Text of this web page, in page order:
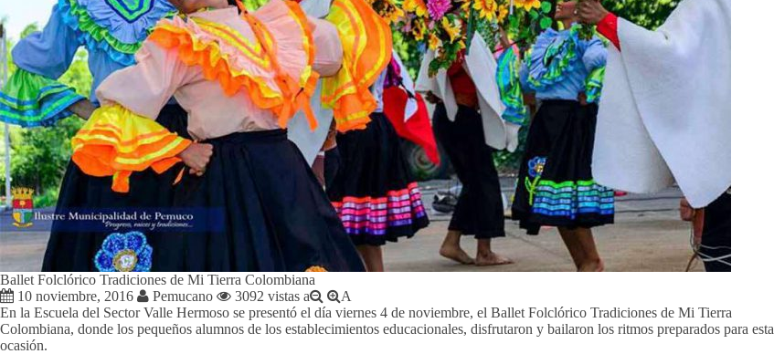
Ballet Folclórico Tradiciones de Mi Tierra Colombiana
10 noviembre, 2016
Pemucano 3092 vistas a
A
En la Escuela del Sector Valle Hermoso se presentó el día viernes 4 de noviembre, el Ballet Folclórico Tradiciones de Mi Tierra
Colombiana, donde los pequeños alumnos de los establecimientos educacionales, disfrutaron y bailaron los ritmos preparados para esta
ocasión.